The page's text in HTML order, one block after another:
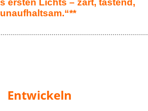
unaufhaltsam.“**
Entwickeln